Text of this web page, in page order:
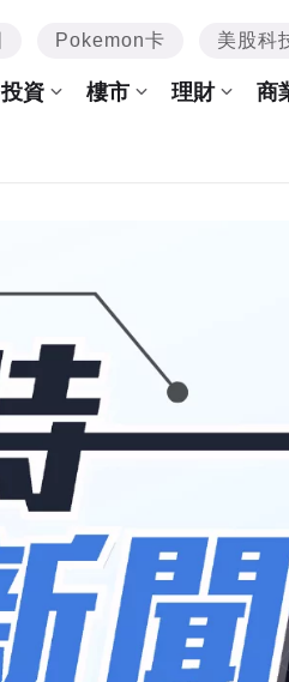
Pokemon卡 美股科
投資 樓市 理財 商